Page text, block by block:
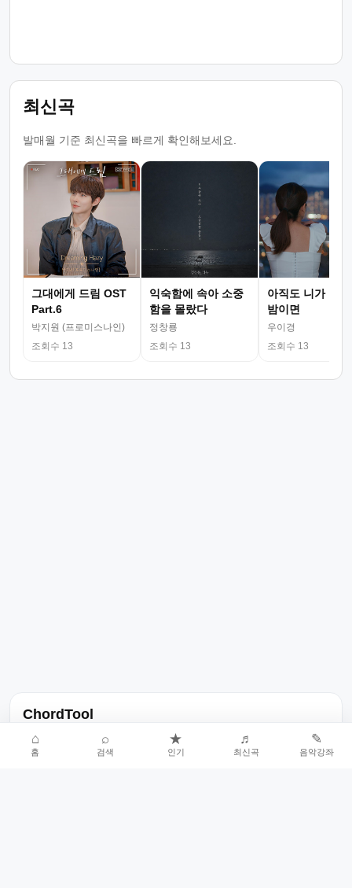
최신곡
발매월 기준 최신곡을 빠르게 확인해보세요.
그대에게 드림 OST
Part.6
박지원 (프로미스나인)
조회수 13
익숙함에 속아 소중
함을 몰랐다
정창룡
조회수 13
아직도 니가 그
밤이면
우이경
조회수 13
ChordTool
노래 가사, 곡 정보, 코드, 악보를 한곳에서 찾을 수 있는 음악 정보
서비스입니다.
⌂
홈
⌕
검색
★
인기
♬
최신곡
✎
음악강좌